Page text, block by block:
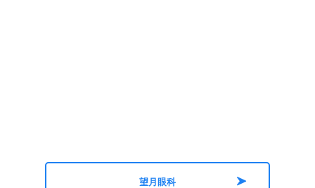
望月眼科